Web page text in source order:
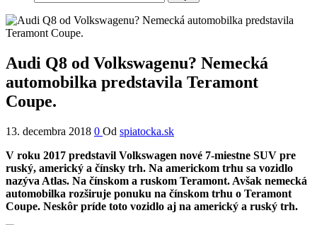
Audi Q8 od Volkswagenu? Nemecká
automobilka predstavila Teramont
Coupe.
13. decembra 2018 0 Od spiatocka.sk
V roku 2017 predstavil Volkswagen nové 7-miestne SUV pre
ruský, americký a čínsky trh. Na americkom trhu sa vozidlo
nazýva Atlas. Na čínskom a ruskom Teramont. Avšak nemecká
automobilka rozširuje ponuku na čínskom trhu o Teramont
Coupe. Neskôr príde toto vozidlo aj na americký a ruský trh.